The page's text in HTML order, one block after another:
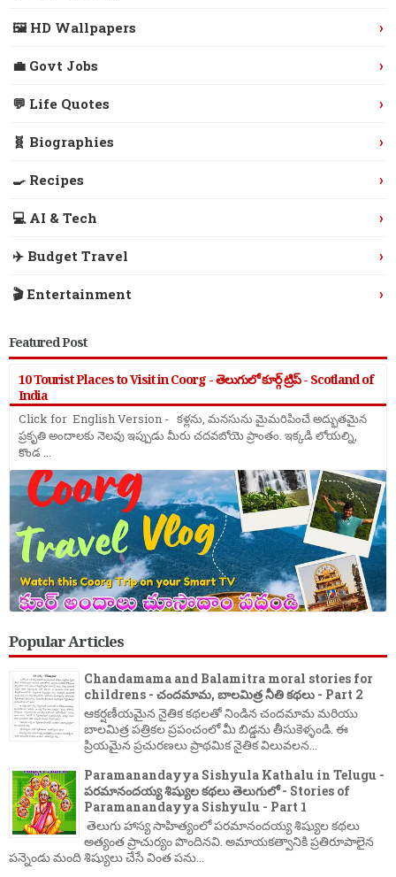
🖼️ HD Wallpapers ›
💼 Govt Jobs ›
💬 Life Quotes ›
🧬 Biographies ›
🍳 Recipes ›
💻 AI & Tech ›
✈️ Budget Travel ›
🎬 Entertainment ›
Featured Post
10 Tourist Places to Visit in Coorg - తెలుగులో కూర్గ్ ట్రిప్ - Scotland of
India
Click for English Version - కళ్లను, మనసును మైమరిపించే అద్భుతమైన
ప్రకృతి అందాలకు నెలవు ఇప్పుడు మీరు చదవబోయె ప్రాంతం. ఇక్కడి లోయల్ని,
కొండ ...
Popular Articles
Chandamama and Balamitra moral stories for
childrens - చందమామ, బాలమిత్ర నీతి కథలు - Part 2
ఆకర్షణీయమైన నైతిక కథలతో నిండిన చందమామ మరియు
బాలమిత్ర పత్రికల ప్రపంచంలో మీ బిడ్డను తీసుకెళ్ళండి. ఈ
ప్రియమైన ప్రచురణలు ప్రాథమిక నైతిక విలువలన...
Paramanandayya Sishyula Kathalu in Telugu -
పరమానందయ్య శిష్యుల కథలు తెలుగులో - Stories of
Paramanandayya Sishyulu - Part 1
తెలుగు హాస్య సాహిత్యంలో పరమానందయ్య శిష్యుల కథలు
అత్యంత ప్రాచుర్యం పొందినవి. అమాయకత్వానికి ప్రతిరూపాలైన
పన్నెండు మంది శిష్యులు చేసే వింత పను...